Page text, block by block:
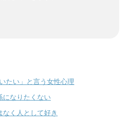
たい」と言う女性心理
になりたくない
なく人として好き